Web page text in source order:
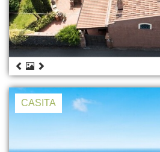
CASITA